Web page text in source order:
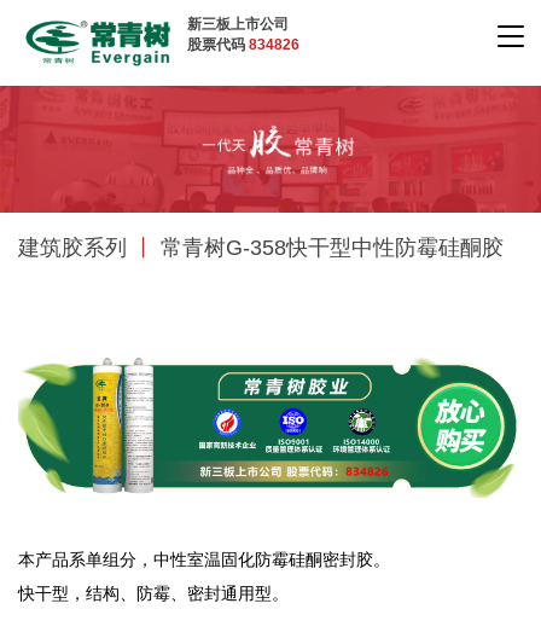
新三板上市公司
股票代码 834826
建筑胶系列 常青树G-358快干型中性防霉硅酮胶
本产品系单组分，中性室温固化防霉硅酮密封胶。
快干型，结构、防霉、密封通用型。